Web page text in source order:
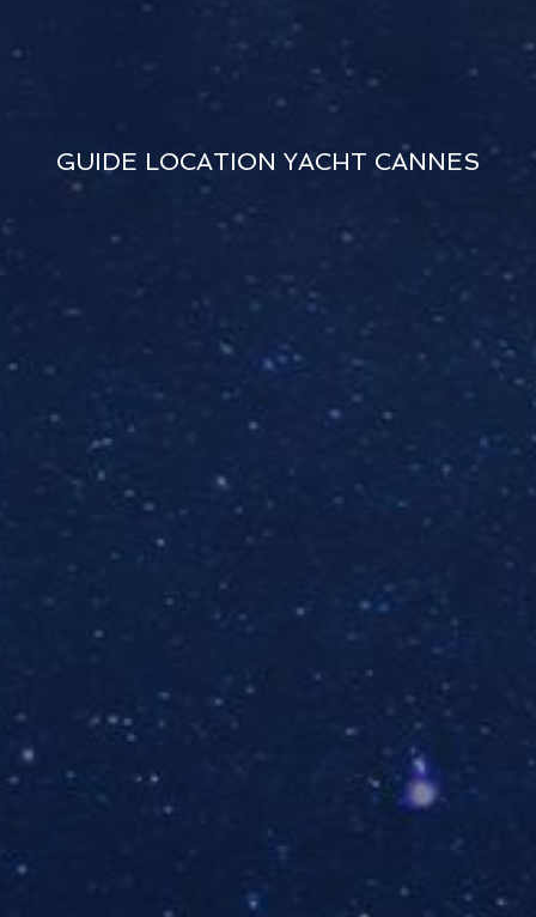
GUIDE LOCATION YACHT CANNES